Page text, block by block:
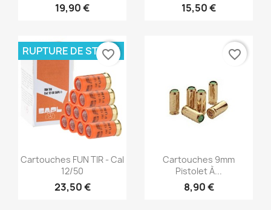
19,90 € 15,50 €
Aperçu rapide
Cartouches FUN TIR - Cal
12/50
23,50 €
RUPTURE DE STOCK
favorite_border
Aperçu rapide
Cartouches 9mm
Pistolet À...
8,90 €
favorite_border